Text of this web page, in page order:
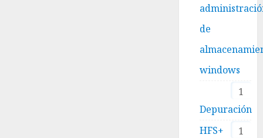
de
windows
1
Depuración
1
HFS+